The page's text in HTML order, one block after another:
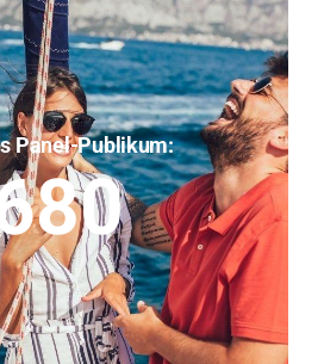
Panel-Publikum: